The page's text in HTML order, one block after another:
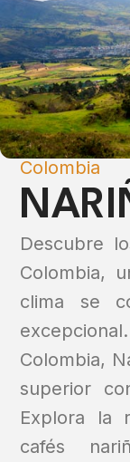
Colombia
Descubre
Colombia,
clima se
Colombia,
superior
Explora la
cafés